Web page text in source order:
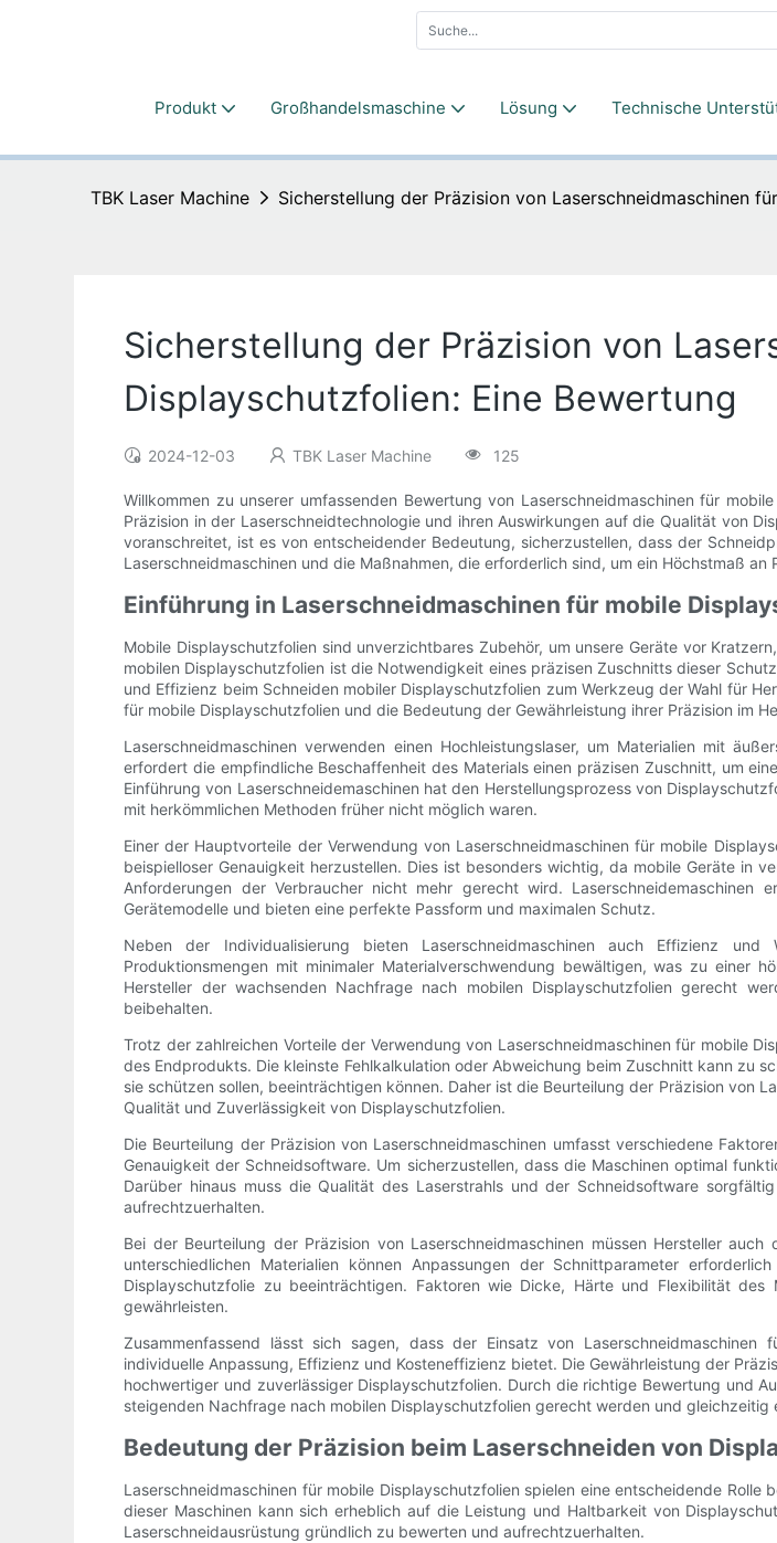
Produkt Großhandelsmaschine Lösung Technische
TBK Laser Machine Sicherstellung der Präzision von Laserschneidmaschinen
Sicherstellung der Präzision von
Displayschutzfolien: Eine Bewertung
2024-12-03 TBK Laser Machine 125
Willkommen zu unserer umfassenden Bewertung von Laserschneidmaschinen für
Präzision in der Laserschneidtechnologie und ihren Auswirkungen auf die Qualität von
voranschreitet, ist es von entscheidender Bedeutung, sicherzustellen, dass der
Laserschneidmaschinen und die Maßnahmen, die erforderlich sind, um ein Höchstmaß
Einführung in Laserschneidmaschinen für mobile
Mobile Displayschutzfolien sind unverzichtbares Zubehör, um unsere Geräte vor
mobilen Displayschutzfolien ist die Notwendigkeit eines präzisen Zuschnitts dieser
und Effizienz beim Schneiden mobiler Displayschutzfolien zum Werkzeug der Wahl für
für mobile Displayschutzfolien und die Bedeutung der Gewährleistung ihrer Präzision im
Laserschneidmaschinen verwenden einen Hochleistungslaser, um Materialien mit
erfordert die empfindliche Beschaffenheit des Materials einen präzisen Zuschnitt, um
Einführung von Laserschneidemaschinen hat den Herstellungsprozess von
mit herkömmlichen Methoden früher nicht möglich waren.
Einer der Hauptvorteile der Verwendung von Laserschneidmaschinen für mobile
beispielloser Genauigkeit herzustellen. Dies ist besonders wichtig, da mobile Geräte in
Anforderungen der Verbraucher nicht mehr gerecht wird. Laserschneidemaschinen
Gerätemodelle und bieten eine perfekte Passform und maximalen Schutz.
Neben der Individualisierung bieten Laserschneidmaschinen auch Effizienz
Produktionsmengen mit minimaler Materialverschwendung bewältigen, was zu einer
Hersteller der wachsenden Nachfrage nach mobilen Displayschutzfolien gerecht
beibehalten.
Trotz der zahlreichen Vorteile der Verwendung von Laserschneidmaschinen für mobile
des Endprodukts. Die kleinste Fehlkalkulation oder Abweichung beim Zuschnitt kann zu
sie schützen sollen, beeinträchtigen können. Daher ist die Beurteilung der Präzision von
Qualität und Zuverlässigkeit von Displayschutzfolien.
Die Beurteilung der Präzision von Laserschneidmaschinen umfasst verschiedene
Genauigkeit der Schneidsoftware. Um sicherzustellen, dass die Maschinen optimal
Darüber hinaus muss die Qualität des Laserstrahls und der Schneidsoftware
aufrechtzuerhalten.
Bei der Beurteilung der Präzision von Laserschneidmaschinen müssen Hersteller
unterschiedlichen Materialien können Anpassungen der Schnittparameter
Displayschutzfolie zu beeinträchtigen. Faktoren wie Dicke, Härte und Flexibilität
gewährleisten.
Zusammenfassend lässt sich sagen, dass der Einsatz von
individuelle Anpassung, Effizienz und Kosteneffizienz bietet. Die Gewährleistung der
hochwertiger und zuverlässiger Displayschutzfolien. Durch die richtige Bewertung und
steigenden Nachfrage nach mobilen Displayschutzfolien gerecht werden und
Bedeutung der Präzision beim Laserschneiden von
Laserschneidmaschinen für mobile Displayschutzfolien spielen eine entscheidende
dieser Maschinen kann sich erheblich auf die Leistung und Haltbarkeit von
Laserschneidausrüstung gründlich zu bewerten und aufrechtzuerhalten.